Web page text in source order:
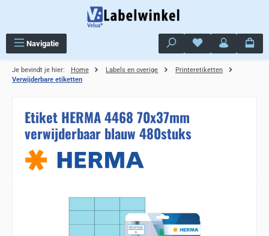
Navigatie Je hebt 0 items op
Je bevindt je hier: Home Labels en overige
Printeretiketten
Verwijderbare etiketten
Etiket HERMA 4468 70x37mm
verwijderbaar blauw 480stuks
Sla de afbeeldingengalerij over